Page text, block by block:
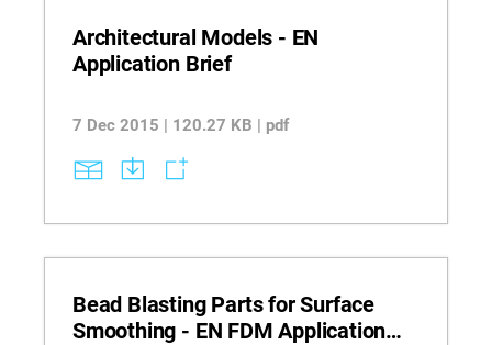
Architectural Models - EN
Application Brief
7 Dec 2015 | 120.27 KB | pdf
Bead Blasting Parts for Surface
Smoothing - EN FDM Application